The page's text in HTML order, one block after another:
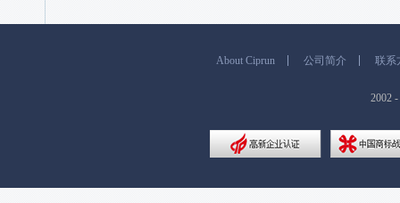
About Ciprun 公司简介 联系
2002